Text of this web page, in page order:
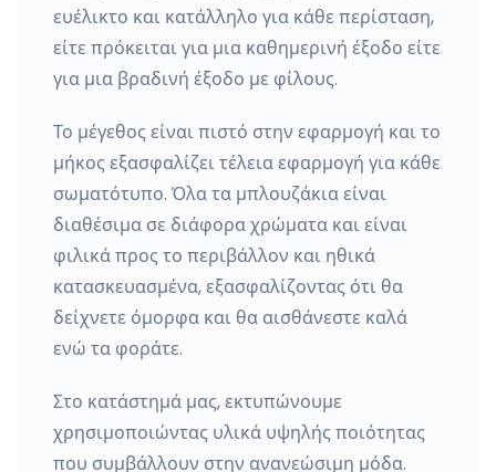
ευέλικτο και κατάλληλο για κάθε περίσταση,
είτε πρόκειται για μια καθημερινή έξοδο είτε
για μια βραδινή έξοδο με φίλους.
Το μέγεθος είναι πιστό στην εφαρμογή και το
μήκος εξασφαλίζει τέλεια εφαρμογή για κάθε
σωματότυπο. Όλα τα μπλουζάκια είναι
διαθέσιμα σε διάφορα χρώματα και είναι
φιλικά προς το περιβάλλον και ηθικά
κατασκευασμένα, εξασφαλίζοντας ότι θα
δείχνετε όμορφα και θα αισθάνεστε καλά
ενώ τα φοράτε.
Στο κατάστημά μας, εκτυπώνουμε
χρησιμοποιώντας υλικά υψηλής ποιότητας
που συμβάλλουν στην ανανεώσιμη μόδα.